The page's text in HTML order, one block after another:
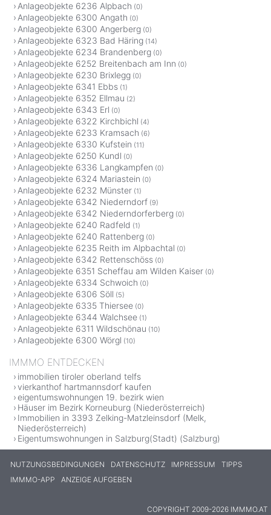
Anlageobjekte 6236 Alpbach (0)
Anlageobjekte 6300 Angath (0)
Anlageobjekte 6300 Angerberg (0)
Anlageobjekte 6323 Bad Häring (14)
Anlageobjekte 6234 Brandenberg (0)
Anlageobjekte 6252 Breitenbach am Inn (0)
Anlageobjekte 6230 Brixlegg (0)
Anlageobjekte 6341 Ebbs (1)
Anlageobjekte 6352 Ellmau (2)
Anlageobjekte 6343 Erl (0)
Anlageobjekte 6322 Kirchbichl (4)
Anlageobjekte 6233 Kramsach (6)
Anlageobjekte 6330 Kufstein (11)
Anlageobjekte 6250 Kundl (0)
Anlageobjekte 6336 Langkampfen (0)
Anlageobjekte 6324 Mariastein (0)
Anlageobjekte 6232 Münster (1)
Anlageobjekte 6342 Niederndorf (9)
Anlageobjekte 6342 Niederndorferberg (0)
Anlageobjekte 6240 Radfeld (1)
Anlageobjekte 6240 Rattenberg (0)
Anlageobjekte 6235 Reith im Alpbachtal (0)
Anlageobjekte 6342 Rettenschöss (0)
Anlageobjekte 6351 Scheffau am Wilden Kaiser (0)
Anlageobjekte 6334 Schwoich (0)
Anlageobjekte 6306 Söll (5)
Anlageobjekte 6335 Thiersee (0)
Anlageobjekte 6344 Walchsee (1)
Anlageobjekte 6311 Wildschönau (10)
Anlageobjekte 6300 Wörgl (10)
IMMMO ENTDECKEN
immobilien tiroler oberland telfs
vierkanthof hartmannsdorf kaufen
eigentumswohnungen 19. bezirk wien
Häuser im Bezirk Korneuburg (Niederösterreich)
Immobilien in 3393 Zelking-Matzleinsdorf (Melk,
Niederösterreich)
Eigentumswohnungen in Salzburg(Stadt) (Salzburg)
NUTZUNGSBEDINGUNGEN DATENSCHUTZ IMPRESSUM
TIPPS
IMMMO-APP
ANZEIGE AUFGEBEN
COPYRIGHT 2009-2026 IMMMO.AT